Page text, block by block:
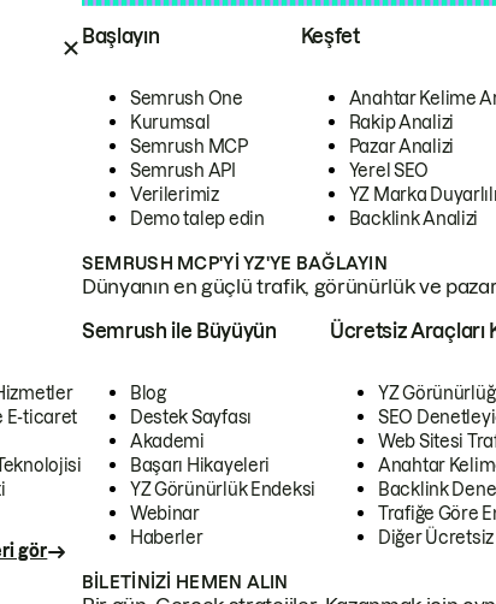
Başlayın
Semrush One
Kurumsal
Semrush MCP
Semrush API
Verilerimiz
Demo talep edin
Keşfet
Anahtar Kelime
Rakip Analizi
Pazar Analizi
Yerel SEO
YZ Marka
Backlink Analizi
SEMRUSH MCP'YI YZ'YE BAĞLAYIN
Dünyanın en güçlü trafik, görünürlük ve
E-ticaret
gör
Semrush ile Büyüyün
Blog
Destek Sayfası
Akademi
Başarı Hikayeleri
YZ Görünürlük Endeksi
Webinar
Haberler
Ücretsiz Araçları
YZ
SEO
Web Sitesi
Anahtar
Backlink
Trafiğe Göre
Diğer
BILETINIZI HEMEN ALIN